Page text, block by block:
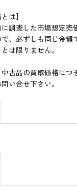
は】
調査した市場想定売
、必ずしも同じ金額
は限りません。
古品の買取価格につ
い合せ下さい。